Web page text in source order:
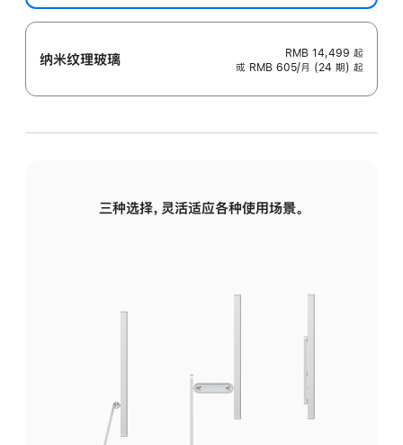
纳米纹理玻璃 RMB 14,499 起
或 RMB 605/月 (24 期) 起
三种选择，灵活适应各种使用场景。